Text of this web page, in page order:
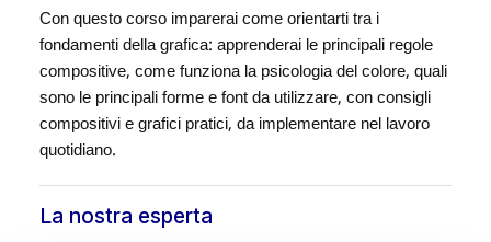
Con questo corso imparerai come orientarti tra i
fondamenti della grafica: apprenderai le principali regole
compositive, come funziona la psicologia del colore, quali
sono le principali forme e font da utilizzare, con consigli
compositivi e grafici pratici, da implementare nel lavoro
quotidiano.
La nostra esperta